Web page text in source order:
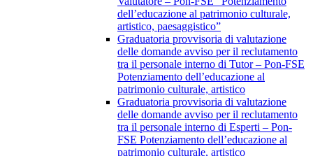
dell’educazione al patrimonio culturale,
artistico, paesaggistico”
Graduatoria provvisoria di valutazione
delle domande avviso per il reclutamento
tra il personale interno di Tutor – Pon-FSE
Potenziamento dell’educazione al
patrimonio culturale, artistico
Graduatoria provvisoria di valutazione
delle domande avviso per il reclutamento
tra il personale interno di Esperti – Pon-
FSE Potenziamento dell’educazione al
patrimonio culturale, artistico